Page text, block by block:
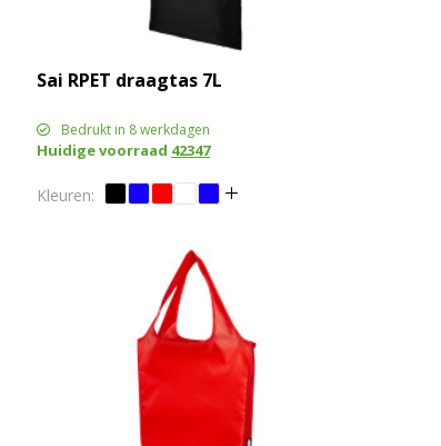
Sai RPET draagtas 7L
Bedrukt in 8 werkdagen
Huidige voorraad 42347